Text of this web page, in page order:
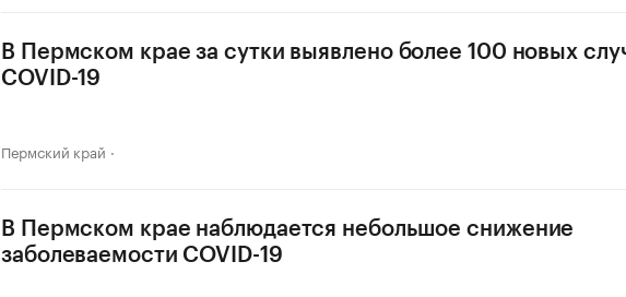
В Пермском крае за сутки выявлено более 100 новых
COVID-19
Пермский край
В Пермском крае наблюдается небольшое снижение
заболеваемости COVID-19